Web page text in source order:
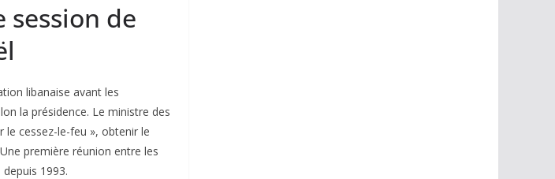
de
libanaise avant les
la présidence. Le ministre des
le cessez-le-feu », obtenir le
première réunion entre les
1993.